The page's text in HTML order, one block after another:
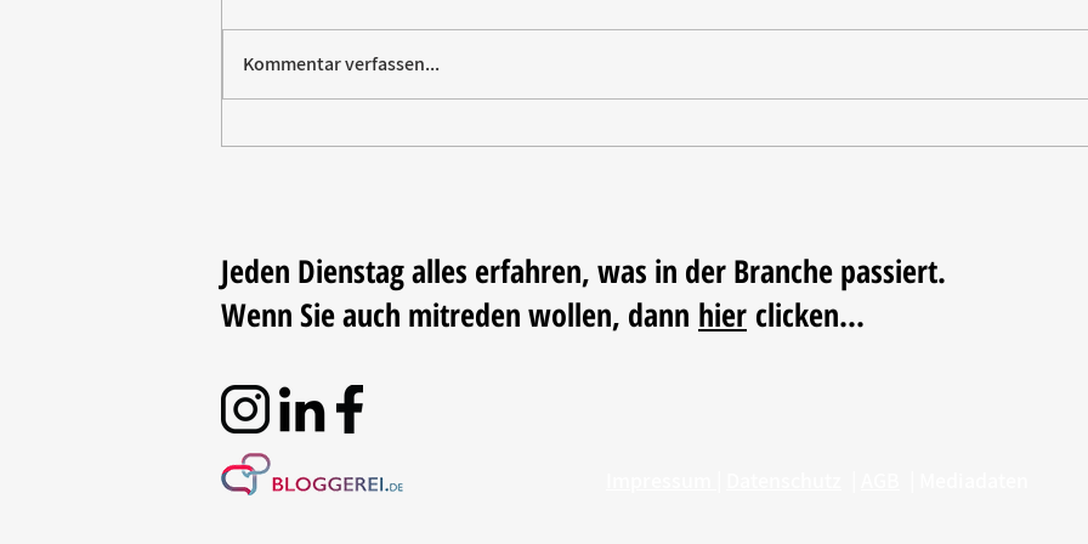
Paw Patrol erobert die
Tischdekoration mit Mehrwert:
Kommentar verfassen...
Jeden Dienstag alles erfahren, was in der Branche passiert.
Wenn Sie auch mitreden wollen, dann hier clicken...